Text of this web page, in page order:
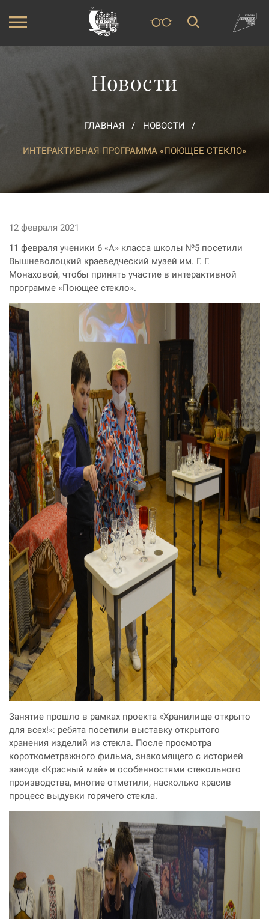
Новости
ГЛАВНАЯ НОВОСТИ
ИНТЕРАКТИВНАЯ ПРОГРАММА «ПОЮЩЕЕ СТЕКЛО»
12 февраля 2021
11 февраля ученики 6 «А» класса школы №5 посетили
Вышневолоцкий краеведческий музей им. Г. Г.
Монаховой, чтобы принять участие в интерактивной
программе «Поющее стекло».
Занятие прошло в рамках проекта «Хранилище открыто
для всех!»: ребята посетили выставку открытого
хранения изделий из стекла. После просмотра
короткометражного фильма, знакомящего с историей
завода «Красный май» и особенностями стекольного
производства, многие отметили, насколько красив
процесс выдувки горячего стекла.